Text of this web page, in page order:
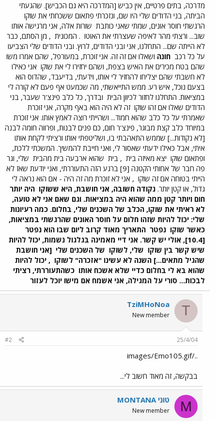
מדרכה, בתים פרטיים, אין כביש [המדרכה היא גם הכביש]. שהגעתי
הביתה, בני הדודים שלי היו שם, ונזכרתי פתאום ששכחתי את שוקו
הרגשתי חוסר אונים, שמתי שאני כותבת שורות אלה, אני מרגישה אותו
שוב... ורצתי מהר לאיפה שעצרתי את האוטו . המכונית , מן הסתם, כבר
לא הייתה שם... התחלנו, אני ובני הדודים, לרוץ. ובני הדודים שלי הצביעו
על כל רכב חונה ושאלו אם זה זה. אני זוכרת, במעורפל, שהם אמרו משו
שהם בטח מכירים את האיש בצפת, ושהם יחזירו לי את שוקו אני כאילו
לא חשבתי שהם יצליחו להחזיר לי אותו, וידעתי, בדיעבד, שהדוס הוא
בצעם נוכל, איש רע. ממש התייאשתי, מה שכמעט אף פעם לא קורה לי
במציאות. התחלנו לחזור לכיוון הבית ובדרך, כל כלב פינצ'ר שעבר, בני
הדודים שאלו אם זהו שוקו זה לא היה הוא באף מקרה, אני זוכרת
שאמרתי על כל כלב שהוא חמוד... ושהייתי רוצה לאמץ אותו. אני זוכרת
במיוחד כלב קצת מבוגר, פינצ'ר חום, כם פנים לבנות, ופרווה חומה לבנה
[לא נקודות...] שממש התאהבתי בו, ושליטפתי אותו ורציתי לקחת אותו
איתי, אבל כאילו ידעתי שאסור לי, ואני חייבת להמשיך. המשכתי ללכת,
ופתאום שוקו יצא מאיזה בית , בית שהוא ארבעה בית מהבית שלי, וגר
פה חבר של אחותי הקטנה [9] ברגע הזה התעוררתי, ואני יודעת שאז לא
הייתי בטוחה אם זה שוקו , אני לא זוכרת מה זה היה - אם הוא נראה לי
גדול, או קטן יותר. נקודה חשובה, אני חושבת, היא ששוקו היה יותר
חום ויותר קטן ממה שהוא היה במציאות. וגם שאם אני לא טועה,
לא ראיתי את שוקו, הכלב של השכנים שלי, בחלום. כמה רעיונות
שלי: יכול להיות שזהו חלום על חוסר האונים שהרגשתי במציאות,
כאשר שוקו נפטר התאריך מאוד קרוב ליום שבו הוא נפטר
[10.4], אולי יש קשר. אני דיי מאמינה בגלגול נשמות, יכול להיות
שיש קשר בין שוקו שלי, לשוקו של השכנים שלי [אני חושבת
שהגיל מתאים...] השנה לא עשינו "אזכרה" לשוקו , יכול להיות
שהוא בא לי בחלום כדיי שלא אשכח אותו כשהתעוררתי, רציתי
לבכות... סורי על המגילה, אני אשמח אם מישו יוכל לעזור
T
TziMHoNoa
New member
25/4/04
#2
../images/Emo105.gif
בבקשה, זה מאוד חשוב לי...
M MONTANA טוני
New member